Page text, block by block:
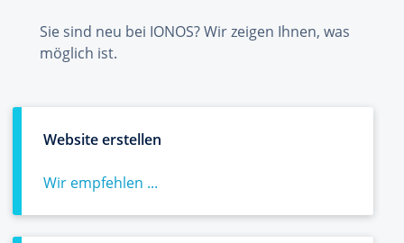
Sie sind neu bei IONOS? Wir zeigen Ihnen, was
möglich ist.
Website erstellen
Wir empfehlen ...